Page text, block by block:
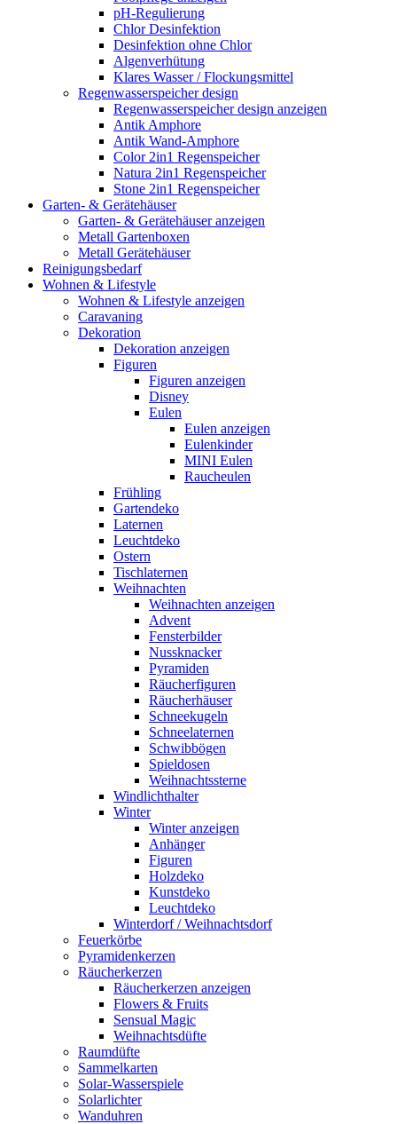
pH-Regulierung
Chlor Desinfektion
Desinfektion ohne Chlor
Algenverhütung
Klares Wasser / Flockungsmittel
Regenwasserspeicher design
Regenwasserspeicher design anzeigen
Antik Amphore
Antik Wand-Amphore
Color 2in1 Regenspeicher
Natura 2in1 Regenspeicher
Stone 2in1 Regenspeicher
Garten- & Gerätehäuser
Garten- & Gerätehäuser anzeigen
Metall Gartenboxen
Metall Gerätehäuser
Reinigungsbedarf
Wohnen & Lifestyle
Wohnen & Lifestyle anzeigen
Caravaning
Dekoration
Dekoration anzeigen
Figuren
Figuren anzeigen
Disney
Eulen
Eulen anzeigen
Eulenkinder
MINI Eulen
Raucheulen
Frühling
Gartendeko
Laternen
Leuchtdeko
Ostern
Tischlaternen
Weihnachten
Weihnachten anzeigen
Advent
Fensterbilder
Nussknacker
Pyramiden
Räucherfiguren
Räucherhäuser
Schneekugeln
Schneelaternen
Schwibbögen
Spieldosen
Weihnachtssterne
Windlichthalter
Winter
Winter anzeigen
Anhänger
Figuren
Holzdeko
Kunstdeko
Leuchtdeko
Winterdorf / Weihnachtsdorf
Feuerkörbe
Pyramidenkerzen
Räucherkerzen
Räucherkerzen anzeigen
Flowers & Fruits
Sensual Magic
Weihnachtsdüfte
Raumdüfte
Sammelkarten
Solar-Wasserspiele
Solarlichter
Wanduhren